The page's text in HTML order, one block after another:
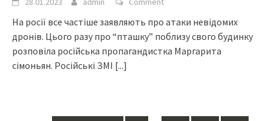
На росії все частіше заявляють про атаки невідомих
дронів. Цього разу про “пташку” поблизу свого будинку
розповіла російська пропагандистка Маргарита
сімоньян. Російські ЗМІ [...]